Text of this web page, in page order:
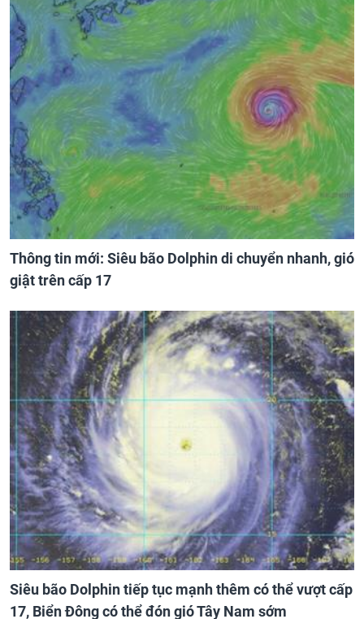
Thông tin mới: Siêu bão Dolphin di chuyển nhanh, gió
giật trên cấp 17
Siêu bão Dolphin tiếp tục mạnh thêm có thể vượt cấp
17, Biển Đông có thể đón gió Tây Nam sớm